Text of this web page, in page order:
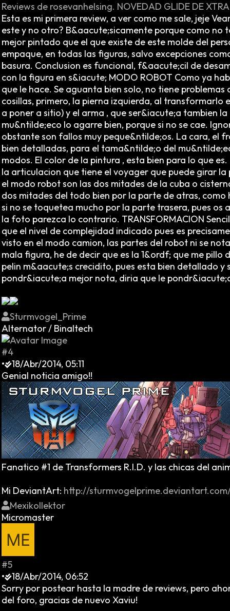
Reviews de rosevanhelsing. NOVEDAD GLIDE DE
Esta es mi primera review, a ver como me sale, jeje
este y no otro? B&aacute;sicamente porque como
mejor pintado que el que existe de este molde del
empaque, en todas las figuras, salvo excepciones
basura. Conclusion es funcional, f&aacute;cil de
con la figura en s&iacute; MODO ROBOT Como ya
que le hace. Se aguanta bien solo, no tiene
cosillas, primero, la pierna izquierda, al transformarlo
a poner a sitio) y el arma , que ser&iacute;a tambien
mu&ntilde;eco lo agarre bien, porque si no se cae.
obstante son fallos muy peque&ntilde;os. La cara, el
bien detalladas, para el tama&ntilde;o del
modos. El color de la pintura , esta bien para lo que
la articulacion que tiene el voyager que puede girar
el modo robot son las dos mitades de la cuba o
dos mitades del todo bien por la parte de atras,
si no se toquetea mucho por la parte trasera, pues os
la foto parezca lo contrario. TRANSFORMACION
que el nivel de complejidad indicado pues es
visto en el modo camion, las partes del robot ni se
mala figura, he de decir que es la 1&ordf; que me
pelin m&aacute;s crecidito, pues esta bien detallado
pondr&iacute;a mejor nota, diria que le
Sturmvogel_Prime
Alternator / Binaltech
#4
•
18/Abr/2014, 05:11
Genial noticia amigo!!
Fanatico #1 de Transformers R.I.D. y las chicas del
Mi DeviantArt: http://
Mexikollektor
Micromaster
#5
•
18/Abr/2014, 06:52
Sorry por postear hasta la madre de reviews, pero
del foro, gracias de nuevo Xaviu!